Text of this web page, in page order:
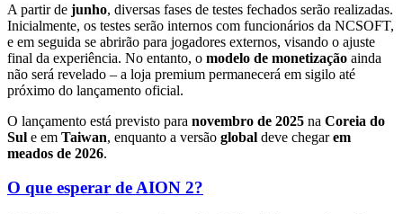
A partir de junho, diversas fases de testes fechados serão realizadas.
Inicialmente, os testes serão internos com funcionários da NCSOFT,
e em seguida se abrirão para jogadores externos, visando o ajuste
final da experiência. No entanto, o modelo de monetização ainda
não será revelado – a loja premium permanecerá em sigilo até
próximo do lançamento oficial.
O lançamento está previsto para novembro de 2025 na Coreia do
Sul e em Taiwan, enquanto a versão global deve chegarem
meados de 2026.
O que esperar de AION 2?